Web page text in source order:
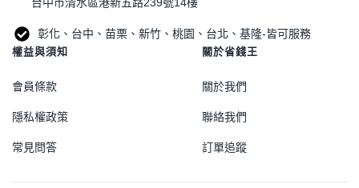
彰化、台中、苗栗、新竹、桃園、台北、基隆-皆可服務
權益與須知
會員條款
隱私權政策
常見問答
關於省錢王
關於我們
聯絡我們
訂單追蹤